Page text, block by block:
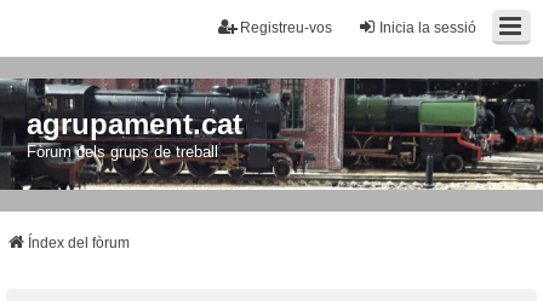
Inicia la sessió
Registreu-vos
agrupament.cat
Fòrum dels grups de treball
Índex del fòrum